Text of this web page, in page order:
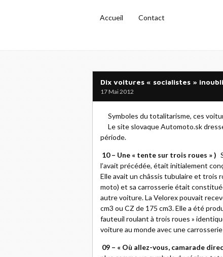
Accueil Contact
Dix voitures « socialistes »
17 Mai 2012
Symboles du totalitarisme, ces
Le site slovaque Automoto.sk
période.
10 – Une « tente sur trois roues » )
l’avait précédée, était initialement
Elle avait un châssis tubulaire et trois
moto) et sa carrosserie était
autre voiture. La Velorex pouvait
cm3 ou CZ de 175 cm3. Elle a été
fauteuil roulant à trois roues »
voiture au monde avec une
09 – « Où allez-vous, camarade